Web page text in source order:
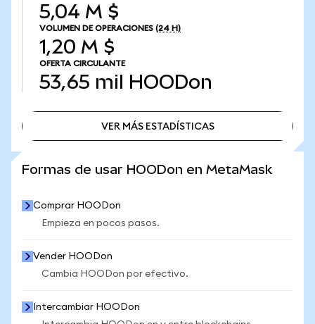
5,04 M $
VOLUMEN DE OPERACIONES (24 H)
1,20 M $
OFERTA CIRCULANTE
53,65 mil HOODon
VER MÁS ESTADÍSTICAS
Formas de usar HOODon en MetaMask
Comprar HOODon
Empieza en pocos pasos.
Vender HOODon
Cambia HOODon por efectivo.
Intercambiar HOODon